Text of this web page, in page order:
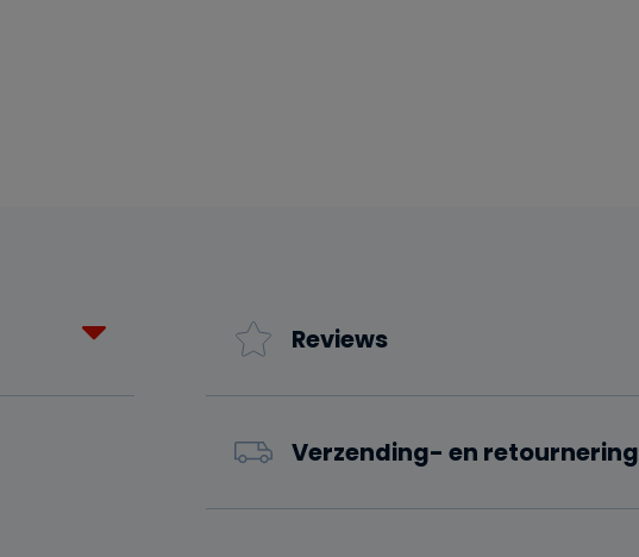
Reviews
Verzending- en retournering